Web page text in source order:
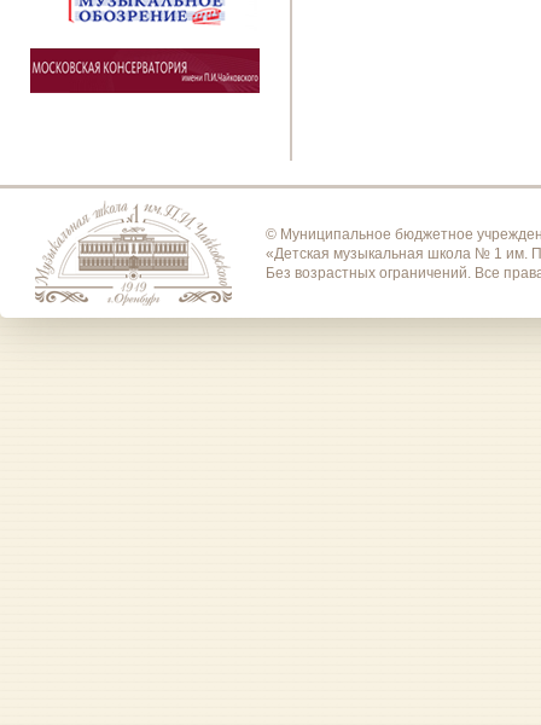
© Муниципальное бюджетное
«Детская музыкальная школа № 1 им.
Без возрастных ограничений. Все